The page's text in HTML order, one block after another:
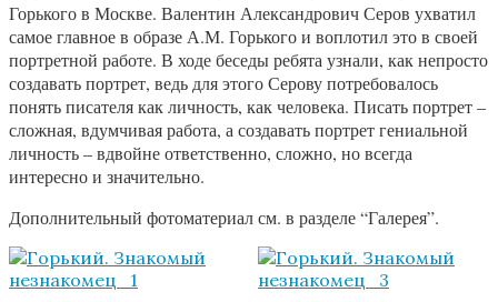
Горького в Москве. Валентин Александрович Серов ухватил
самое главное в образе А.М. Горького и воплотил это в своей
портретной работе. В ходе беседы ребята узнали, как непросто
создавать портрет, ведь для этого Серову потребовалось
понять писателя как личность, как человека. Писать портрет –
сложная, вдумчивая работа, а создавать портрет гениальной
личность – вдвойне ответственно, сложно, но всегда
интересно и значительно.
Дополнительный фотоматериал см. в разделе “Галерея”.